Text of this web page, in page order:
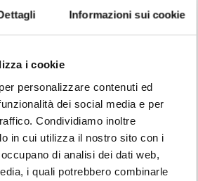
Informazioni sui cookie
i cookie
personalizzare contenuti ed
dei social media e per
Condividiamo inoltre
in cui utilizza il nostro sito con i
di analisi dei dati web,
i quali potrebbero combinarle
TODAS LAS LÍNEAS
LÍNEA PLUS
soluciones para satisfacer las
Cocinas versátiles con
de capacidad productiva.